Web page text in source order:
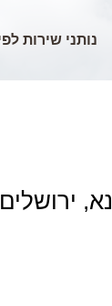
ירושלים